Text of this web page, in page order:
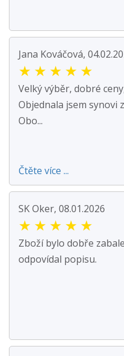
Jana Kováčová,
★ ★ ★ ★ ★
Velký výběr, dobré
Objednala jsem synovi
Obo...
Čtěte více ...
SK Oker, 08.01.2026
★ ★ ★ ★ ★
Zboží bylo dobře
odpovídal popisu.